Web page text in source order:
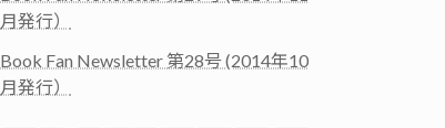
月発行）
Book Fan Newsletter 第28号 (2014年10
月発行）